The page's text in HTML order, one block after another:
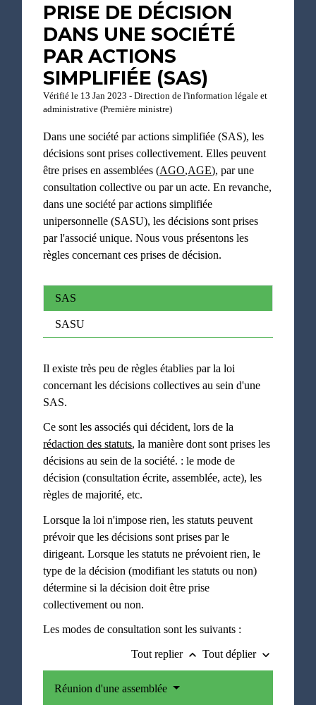
PRISE DE DÉCISION
DANS UNE SOCIÉTÉ
PAR ACTIONS
SIMPLIFIÉE (SAS)
Vérifié le 13 Jan 2023 - Direction de l'information légale et
administrative (Première ministre)
Dans une société par actions simplifiée (SAS), les
décisions sont prises collectivement. Elles peuvent
être prises en assemblées (AGO,AGE), par une
consultation collective ou par un acte. En revanche,
dans une société par actions simplifiée
unipersonnelle (SASU), les décisions sont prises
par l'associé unique. Nous vous présentons les
règles concernant ces prises de décision.
SAS
SASU
Il existe très peu de règles établies par la loi
concernant les décisions collectives au sein d'une
SAS.
Ce sont les associés qui décident, lors de la
rédaction des statuts, la manière dont sont prises les
décisions au sein de la société. : le mode de
décision (consultation écrite, assemblée, acte), les
règles de majorité, etc.
Lorsque la loi n'impose rien, les statuts peuvent
prévoir que les décisions sont prises par le
dirigeant. Lorsque les statuts ne prévoient rien, le
type de la décision (modifiant les statuts ou non)
détermine si la décision doit être prise
collectivement ou non.
Les modes de consultation sont les suivants :
Tout replier keyboard_arrow_up Tout déplier keyboard_arrow_down
Réunion d'une assemblée